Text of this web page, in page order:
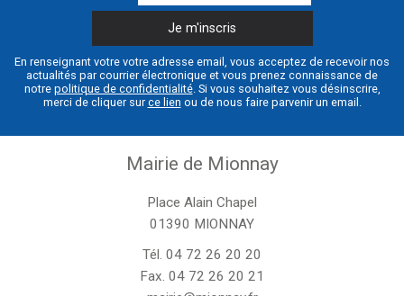
En renseignant votre votre adresse email, vous acceptez de recevoir nos
actualités par courrier électronique et vous prenez connaissance de
notre politique de confidentialité. Si vous souhaitez vous désinscrire,
merci de cliquer surce lien ou de nous faire parvenir un email.
Mairie de Mionnay
Place Alain Chapel
01390 MIONNAY
Tél. 04 72 26 20 20
Fax. 04 72 26 20 21